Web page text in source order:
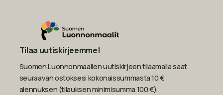
Tilaa uutiskirjeemme!
Suomen Luonnonmaalien uutiskirjeen tilaamalla saat
seuraavan ostoksesi kokonaissummasta 10 €
alennuksen (tilauksen minimisumma 100 €).